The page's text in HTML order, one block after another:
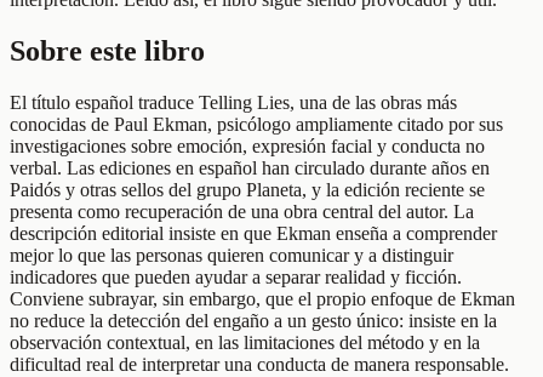
Sobre este libro
El título español traduce Telling Lies, una de las obras más
conocidas de Paul Ekman, psicólogo ampliamente citado por sus
investigaciones sobre emoción, expresión facial y conducta no
verbal. Las ediciones en español han circulado durante años en
Paidós y otras sellos del grupo Planeta, y la edición reciente se
presenta como recuperación de una obra central del autor. La
descripción editorial insiste en que Ekman enseña a comprender
mejor lo que las personas quieren comunicar y a distinguir
indicadores que pueden ayudar a separar realidad y ficción.
Conviene subrayar, sin embargo, que el propio enfoque de Ekman
no reduce la detección del engaño a un gesto único: insiste en la
observación contextual, en las limitaciones del método y en la
dificultad real de interpretar una conducta de manera responsable.